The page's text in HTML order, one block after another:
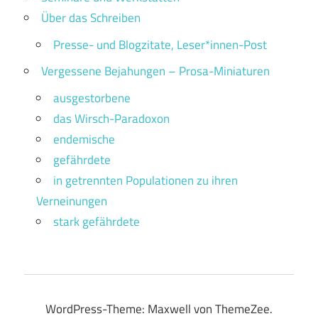
Über das Schreiben
Presse- und Blogzitate, Leser*innen-Post
Vergessene Bejahungen – Prosa-Miniaturen
ausgestorbene
das Wirsch-Paradoxon
endemische
gefährdete
in getrennten Populationen zu ihren
Verneinungen
stark gefährdete
WordPress-Theme: Maxwell von ThemeZee.